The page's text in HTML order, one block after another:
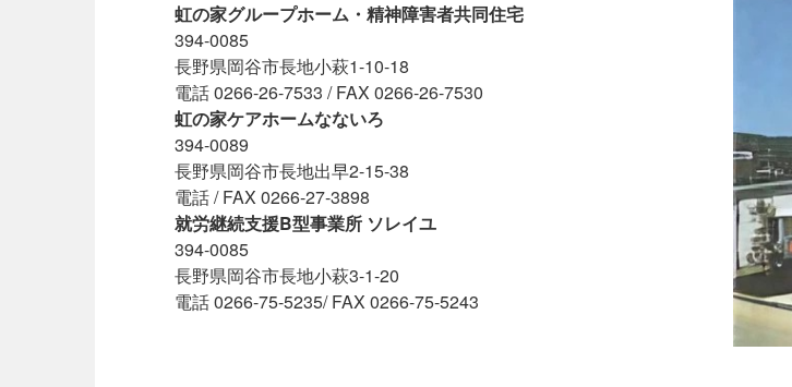
虹の家グループホーム・精神障害者共同住宅
394-0085
長野県岡谷市長地小萩1-10-18
電話 0266-26-7533 / FAX 0266-26-7530
虹の家ケアホームなないろ
394-0089
長野県岡谷市長地出早2-15-38
電話 / FAX 0266-27-3898
就労継続支援B型事業所 ソレイユ
394-0085
長野県岡谷市長地小萩3-1-20
電話 0266-75-5235/ FAX 0266-75-5243